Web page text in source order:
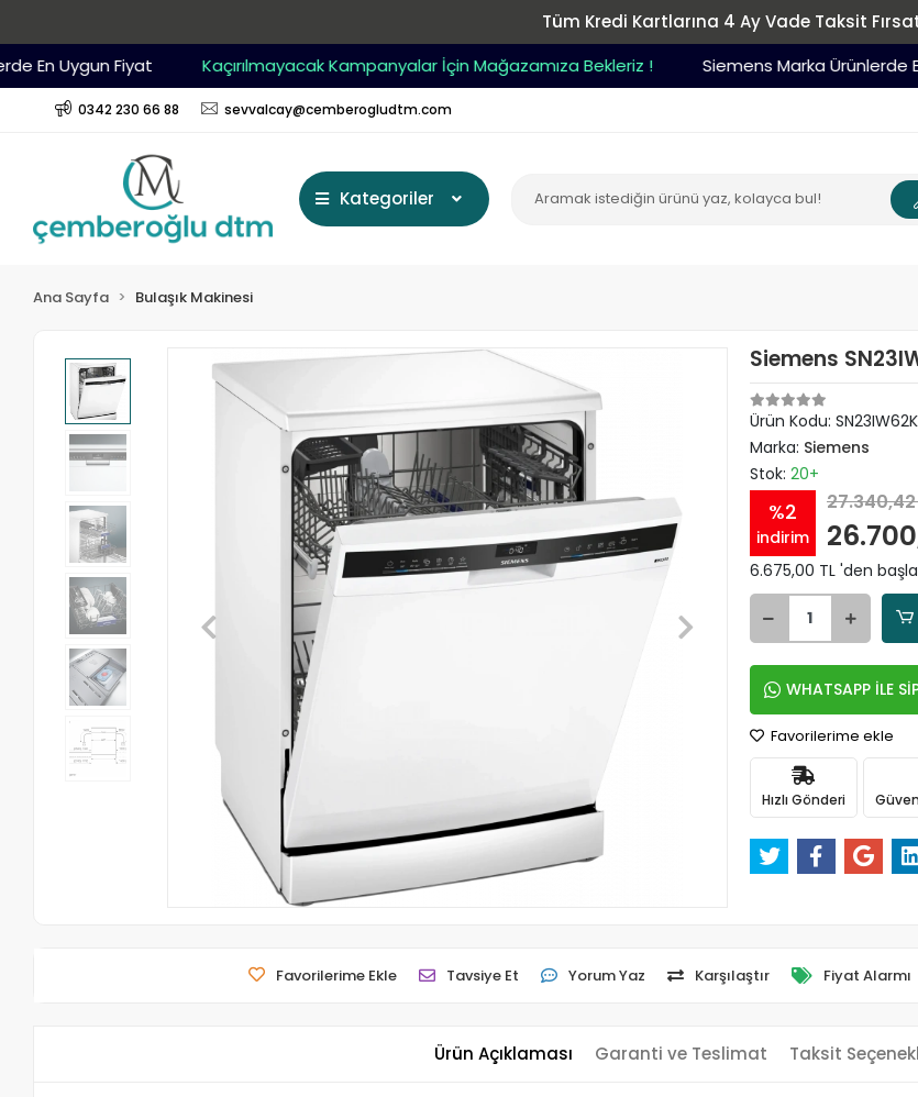
Tüm Kredi Kartlarına 4 Ay Vade Taksit
Uygun Fiyat
Kaçırılmayacak Kampanyalar İçin Mağazamıza Bekleriz ! Siemens Marka Ürünlerde En
0342 230 66 88 sevvalcay@cemberogludtm.com
Kategoriler
Ana Sayfa Bulaşık Makinesi
Siemens
Ürün Kodu:
Marka: Siemens
Stok: 20+
%2
indirim
27.340,42
6.675,00 TL 'den
WHATSAPP İLE
Favorilerime ekle
Hızlı Gönderi
Favorilerime Ekle Tavsiye Et Yorum Yaz Karşılaştır Fiyat Alarmı
Ürün Açıklaması Garanti ve Teslimat Taksit